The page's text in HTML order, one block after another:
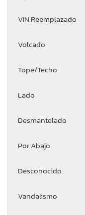
VIN Reemplazado
Volcado
Tope/Techo
Lado
Desmantelado
Por Abajo
Desconocido
Vandalismo